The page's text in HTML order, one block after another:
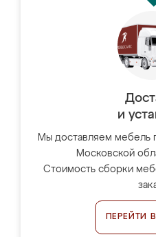
и
Мы доставляем мебель
Московской
Стоимость сборки
ПЕРЕЙТИ